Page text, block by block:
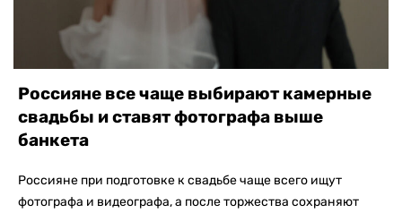
Россияне все чаще выбирают камерные
свадьбы и ставят фотографа выше
банкета
Россияне при подготовке к свадьбе чаще всего ищут
фотографа и видеографа, а после торжества сохраняют